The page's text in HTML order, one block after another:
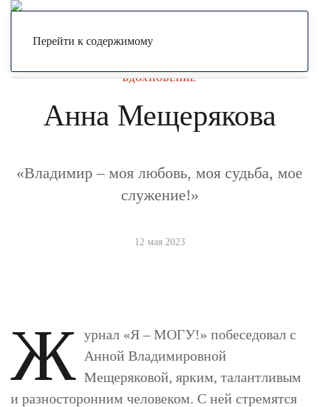
Перейти к содержимому
ВДОХНОВЕНИЕ
Анна Мещерякова
«Владимир – моя любовь, моя судьба, мое
служение!»
12 мая 2023
Ж урнал «Я – МОГУ!» побеседовал с
Анной Владимировной
Мещеряковой, ярким, талантливым
и разносторонним человеком. С ней стремятся